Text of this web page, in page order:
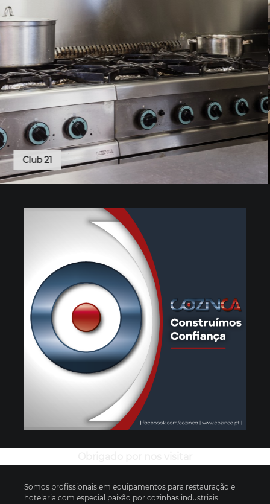
Somos profissionais em equipamentos para restauração e
hotelaria com especial paixão por cozinhas industriais.